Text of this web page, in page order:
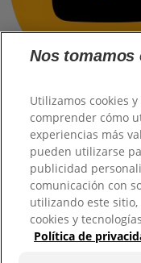
@2026 TuHogar.
Nos tomamos
Utilizamos cookies
comprender cómo
experiencias más
pueden utilizarse
publicidad
comunicación con
utilizando este
cookies y
Política de